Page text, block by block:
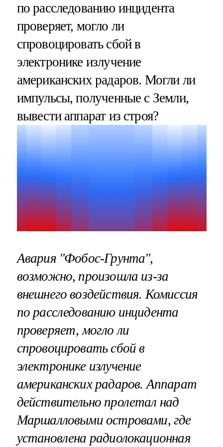
по расследованию инцидента
проверяет, могло ли
спровоцировать сбой в
электронике излучение
американских радаров. Могли ли
импульсы, полученные с Земли,
вывести аппарат из строя?
Авария "Фобос-Грунта",
возможно, произошла из-за
внешнего воздействия. Комиссия
по расследованию инцидента
проверяет, могло ли
спровоцировать сбой в
электронике излучение
американских радаров. Аппарат
действительно пролетал над
Маршалловыми островами, где
установлена радиолокационная